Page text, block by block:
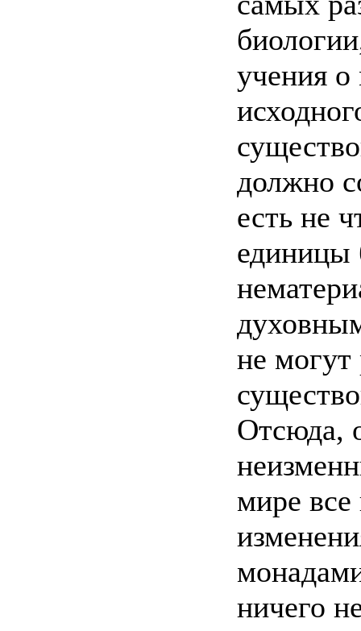
учения о
должно
есть не
единицы
не могут
Отсюда,
мире все
ничего